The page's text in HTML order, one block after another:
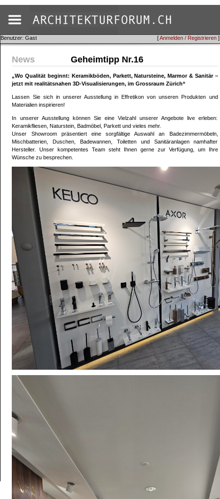
[Anmelden / Registrieren ]
Benutzer: Gast
News Geheimtipp Nr.16
„Wo Qualität beginnt: Keramikböden, Parkett, Natursteine, Marmor & Sanitär –
jetzt mit realitätsnahen 3D‑Visualisierungen, im Grossraum Zürich“
Lassen Sie sich in unserer Ausstellung in Effretikon von unseren Produkten und
Materialien inspirieren!
In unserer Ausstellung können Sie eine Vielzahl unserer Angebote live erleben:
Keramikfliesen, Naturstein, Badmöbel, Parkett und vieles mehr.
Unser Showroom präsentiert eine sorgfältige Auswahl an Badezimmermöbeln,
Mischbatterien, Duschen, Badewannen, Toiletten und Sanitäranlagen namhafter
Hersteller. Unser kompetentes Team steht Ihnen gerne zur Verfügung, um Ihre
Wünsche zu besprechen.